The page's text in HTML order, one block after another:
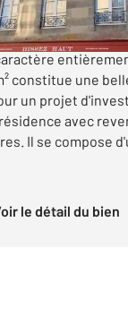
Immo vous
constitue une
un projet
avec
Il se compose
Voir le détail du bien